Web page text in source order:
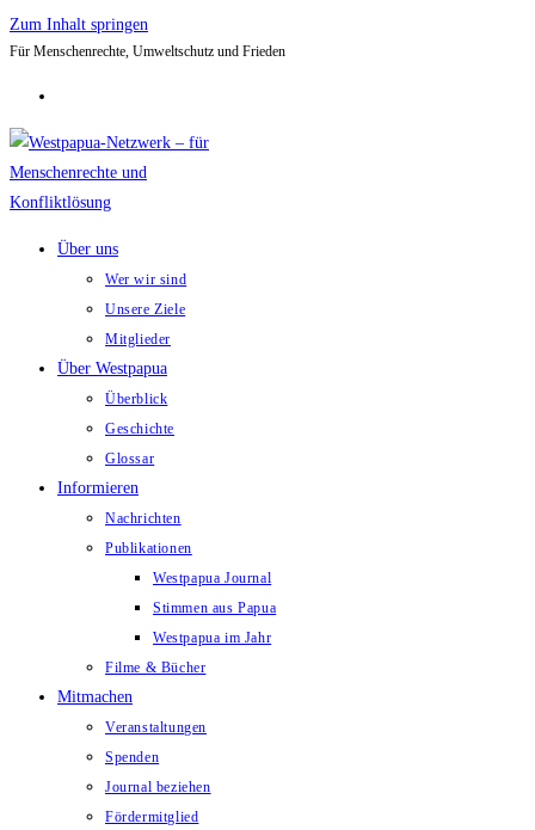
Zum Inhalt springen
Für Menschenrechte, Umweltschutz und Frieden
Über uns
Wer wir sind
Unsere Ziele
Mitglieder
Über Westpapua
Überblick
Geschichte
Glossar
Informieren
Nachrichten
Publikationen
Westpapua Journal
Stimmen aus Papua
Westpapua im Jahr
Filme & Bücher
Mitmachen
Veranstaltungen
Spenden
Journal beziehen
Fördermitglied